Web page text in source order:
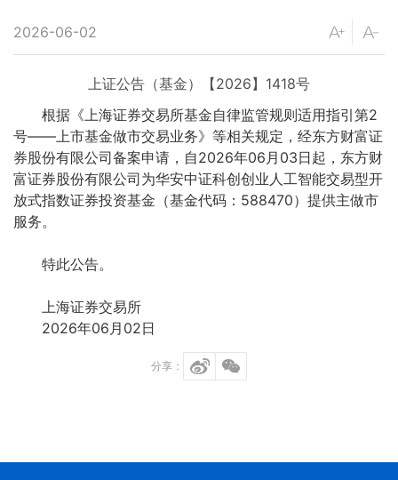
2026-06-02
上证公告（基金）【2026】1418号
根据《上海证券交易所基金自律监管规则适用指引第2
号——上市基金做市交易业务》等相关规定，经东方财富证
券股份有限公司备案申请，自2026年06月03日起，东方财
富证券股份有限公司为华安中证科创创业人工智能交易型开
放式指数证券投资基金（基金代码：588470）提供主做市
服务。
特此公告。
上海证券交易所
2026年06月02日
分享：